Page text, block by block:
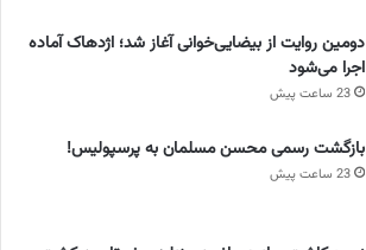
دومین روایت از بیضایی‌خوانی آغاز شد؛ اژدهاک آماده
اجرا می‌شود
23 ساعت پیش
بازگشت رسمی محسن مسلمان به پرسپولیس!
23 ساعت پیش